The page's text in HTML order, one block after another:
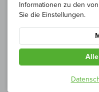
Jetzt lesen!
Informationen zu den
Sie die Einstellungen.